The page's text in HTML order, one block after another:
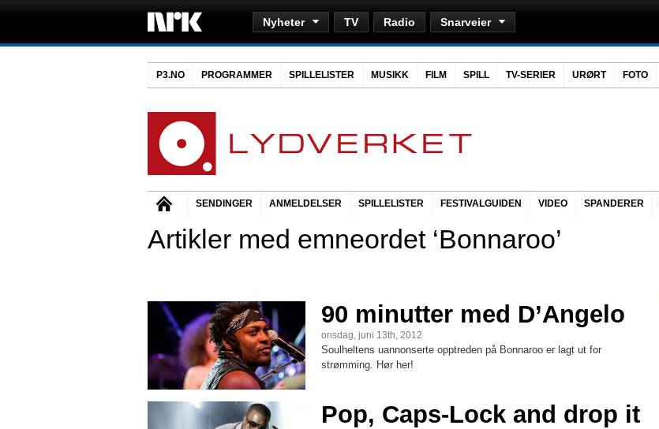
Nyheter TV Radio Snarveier
P3.NO PROGRAMMER SPILLELISTER MUSIKK FILM SPILL TV-SERIER URØRT FOTO
SENDINGER ANMELDELSER SPILLELISTER FESTIVALGUIDEN VIDEO SPANDERER
Artikler med emneordet ‘Bonnaroo’
90 minutter med D’Angelo
onsdag, juni 13th, 2012
Soulheltens uannonserte opptreden på Bonnaroo er lagt ut for
strømming. Hør her!
Pop, Caps-Lock and drop it